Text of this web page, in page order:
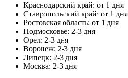
Краснодарский край: от 1 дня
Ставропольский край: от 1 дня
Ростовская область: от 1 дня
Подмосковье: 2-3 дня
Орел: 2-3 дня
Воронеж: 2-3 дня
Липецк: 2-3 дня
Москва: 2-3 дня